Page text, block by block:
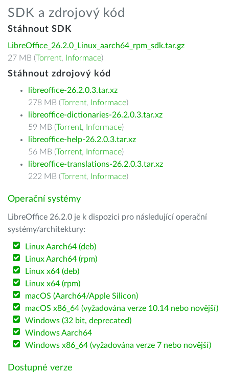
SDK a zdrojový kód
Stáhnout SDK
LibreOffice_26.2.0_Linux_aarch64_rpm_sdk.tar.gz
27 MB (Torrent, Informace)
Stáhnout zdrojový kód
libreoffice-26.2.0.3.tar.xz
278 MB (Torrent, Informace)
libreoffice-dictionaries-26.2.0.3.tar.xz
59 MB (Torrent, Informace)
libreoffice-help-26.2.0.3.tar.xz
56 MB (Torrent, Informace)
libreoffice-translations-26.2.0.3.tar.xz
222 MB (Torrent, Informace)
Operační systémy
LibreOffice 26.2.0 je k dispozici pro následující operační
systémy/architektury:
Linux Aarch64 (deb)
Linux Aarch64 (rpm)
Linux x64 (deb)
Linux x64 (rpm)
macOS (Aarch64/Apple Silicon)
macOS x86_64 (vyžadována verze 10.14 nebo novější)
Windows (32 bit, deprecated)
Windows Aarch64
Windows x86_64 (vyžadována verze 7 nebo novější)
Dostupné verze